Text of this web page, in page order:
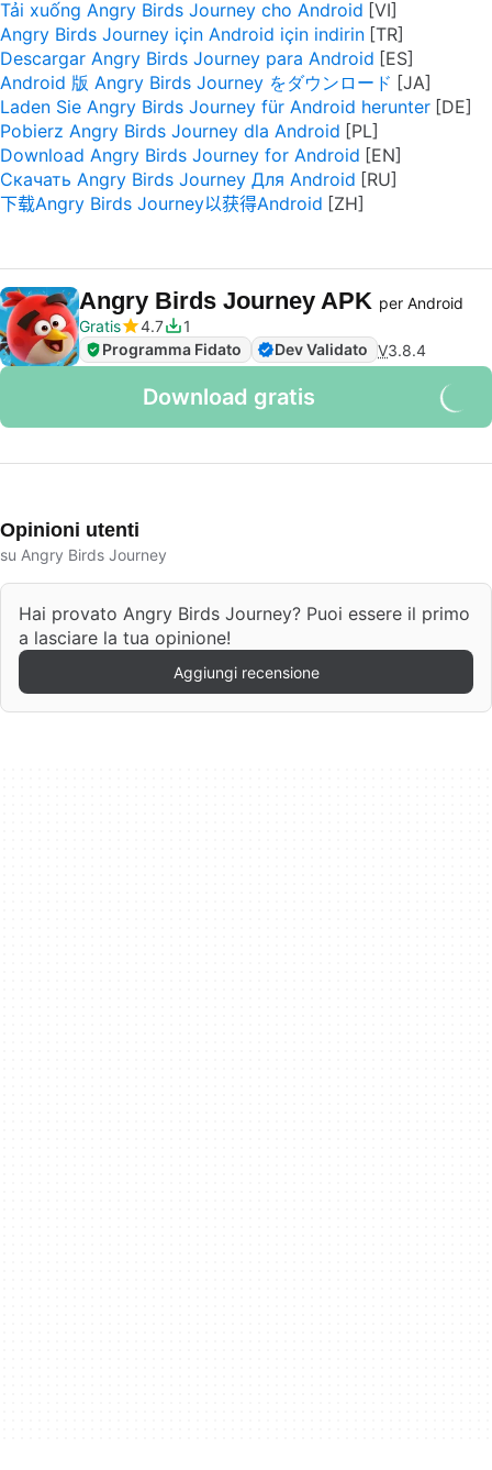
Tải xuống Angry Birds Journey cho Android
Angry Birds Journey için Android için indirin
Descargar Angry Birds Journey para Android
Android 版 Angry Birds Journey をダウンロード
Laden Sie Angry Birds Journey für Android herunter
Pobierz Angry Birds Journey dla Android
Download Angry Birds Journey for Android
Скачать Angry Birds Journey Для Android
下载Angry Birds Journey以获得Android
Angry Birds Journey APK per Android
Gratis
4.7
1
Programma Fidato
Dev Validato V3.8.4
Download gratis
Opinioni utenti
su Angry Birds Journey
Hai provato Angry Birds Journey? Puoi essere il primo
a lasciare la tua opinione!
Aggiungi recensione